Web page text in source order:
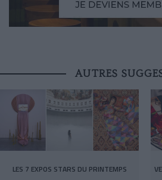
AUTRES
LES 7 EXPOS STARS DU PRINTEMPS